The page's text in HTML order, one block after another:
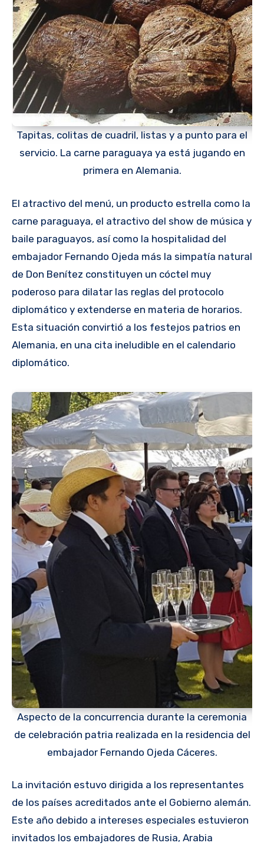
Tapitas, colitas de cuadril, listas y a punto para el
servicio. La carne paraguaya ya está jugando en
primera en Alemania.
El atractivo del menú, un producto estrella como la
carne paraguaya, el atractivo del show de música y
baile paraguayos, así como la hospitalidad del
embajador Fernando Ojeda más la simpatía natural
de Don Benítez constituyen un cóctel muy
poderoso para dilatar las reglas del protocolo
diplomático y extenderse en materia de horarios.
Esta situación convirtió a los festejos patrios en
Alemania, en una cita ineludible en el calendario
diplomático.
Aspecto de la concurrencia durante la ceremonia
de celebración patria realizada en la residencia del
embajador Fernando Ojeda Cáceres.
La invitación estuvo dirigida a los representantes
de los países acreditados ante el Gobierno alemán.
Este año debido a intereses especiales estuvieron
invitados los embajadores de Rusia, Arabia